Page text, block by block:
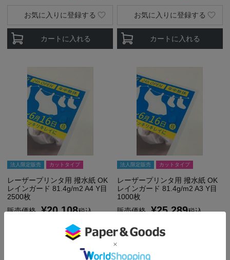
カートに入れる
お気に入りに登録する
カートに入れる
お気に入りに登録する
法人限定販売 カットタイプ
レーザープリンタ用 撥水紙 OK
レインガード 81.4g/m2 A4 Y目
2500枚
販売価格
¥20,108税込
さらにお得な [会員価格] あり
19,712税込
お気に入りに登録する
法人限定販売 カットタイプ
レーザープリンタ用 撥水紙 OK
レインガード 81.4g/m2 A3 Y目
1000枚
販売価格
¥25,289税込
会員特別価格
お気に入りに登録する